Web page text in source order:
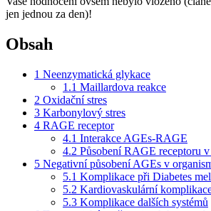
jen jednou za den)!
Obsah
1 Neenzymatická glykace
1.1 Maillardova reakce
2 Oxidační stres
3 Karbonylový stres
4 RAGE receptor
4.1 Interakce AGEs-RAGE
4.2 Působení RAGE receptoru
5 Negativní působení AGEs v
5.1 Komplikace při Diabetes
5.2 Kardiovaskulární
5.3 Komplikace dalších systémů